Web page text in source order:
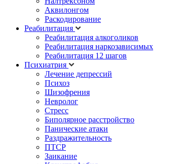
Аквилонгом
Раскодирование
Реабилитация
Реабилитация алкоголиков
Реабилитация наркозависимых
Реабилитация 12 шагов
Психиатрия
Лечение депрессий
Психоз
Шизофрения
Невролог
Стресс
Биполярное расстройство
Панические атаки
Раздражительность
ПТСР
Заикание